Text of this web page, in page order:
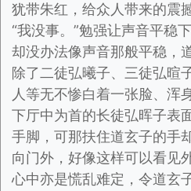
犹带朱红，给众人带来的震
“我没事。”勉强让声音平稳
却没办法像声音那般平稳，
除了二徒弘曦子、三徒弘暄
人等无不惨白着一张脸、浑
下厅中为首的长徒弘晖子表
手脚，可那扶住道玄子的手
向门外，好像这样可以看见
心中亦是慌乱难定，令道玄